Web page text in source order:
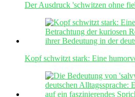
Der Ausdruck 'schwitzen ohne
Kopf schwitzt stark: Eine